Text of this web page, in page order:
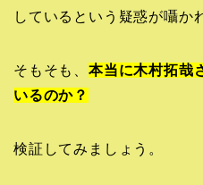
しているという疑惑が囁か
そもそも、 本当に木村拓哉
いるのか？
検証してみましょう。